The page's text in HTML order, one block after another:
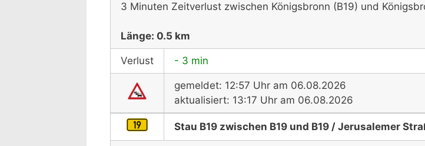
3 Minuten Zeitverlust zwischen Königsbronn (B19) und
Länge: 0.5 km
Verlust - 3 min
gemeldet: 12:57 Uhr am 06.08.2026
aktualisiert: 13:17 Uhr am 06.08.2026
Stau B19 zwischen B19 und B19 / Jerusalemer